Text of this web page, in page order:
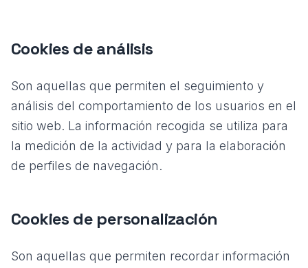
Cookies de análisis
Son aquellas que permiten el seguimiento y
análisis del comportamiento de los usuarios en el
sitio web. La información recogida se utiliza para
la medición de la actividad y para la elaboración
de perfiles de navegación.
Cookies de personalización
Son aquellas que permiten recordar información